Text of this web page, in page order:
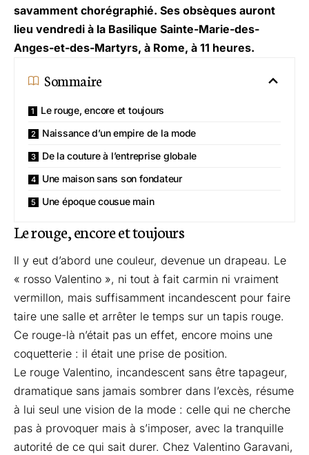
savamment chorégraphié. Ses obsèques auront
lieu vendredi à la Basilique Sainte-Marie-des-
Anges-et-des-Martyrs, à Rome, à 11 heures.
Sommaire
Le rouge, encore et toujours
Naissance d’un empire de la mode
De la couture à l’entreprise globale
Une maison sans son fondateur
Une époque cousue main
Le rouge, encore et toujours
Il y eut d’abord une couleur, devenue un drapeau. Le
« rosso Valentino », ni tout à fait carmin ni vraiment
vermillon, mais suffisamment incandescent pour faire
taire une salle et arrêter le temps sur un tapis rouge.
Ce rouge-là n’était pas un effet, encore moins une
coquetterie : il était une prise de position.
Le rouge Valentino, incandescent sans être tapageur,
dramatique sans jamais sombrer dans l’excès, résume
à lui seul une vision de la mode : celle qui ne cherche
pas à provoquer mais à s’imposer, avec la tranquille
autorité de ce qui sait durer. Chez Valentino Garavani,